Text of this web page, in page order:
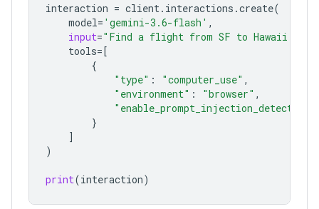
interaction = client. interactions .create(
model= 'gemini-3.6-flash' ,
input="Find a flight from SF to Hawaii on
tools=[
{
"type" : "computer_use" ,
"environment" : "browser" ,
"enable_prompt_injection_detection"
}
]
)
print(interaction)